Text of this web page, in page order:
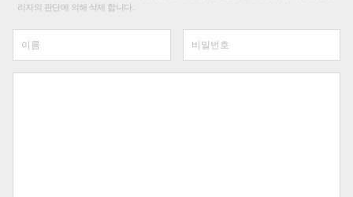
리자의 판단에 의해 삭제 합니다.